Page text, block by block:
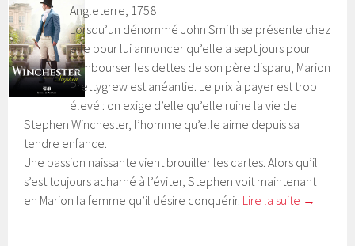
Angleterre, 1758
Lorsqu’un dénommé John Smith se présente chez
elle pour lui annoncer qu’elle a sept jours pour
rembourser les dettes de son père disparu, Marion
Prettygrew est anéantie. Le prix à payer est trop
élevé : on exige d’elle qu’elle ruine la vie de
Stephen Winchester, l’homme qu’elle aime depuis sa
tendre enfance.
Une passion naissante vient brouiller les cartes. Alors qu’il
s’est toujours acharné à l’éviter, Stephen voit maintenant
en Marion la femme qu’il désire conquérir. Lire la suite →